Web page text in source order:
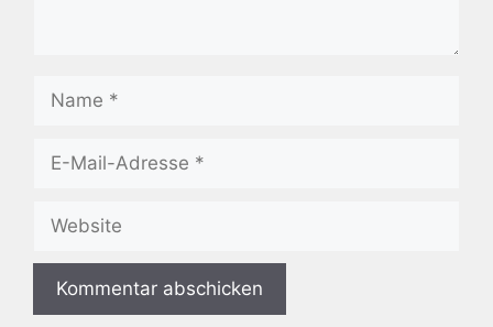
Name
Website